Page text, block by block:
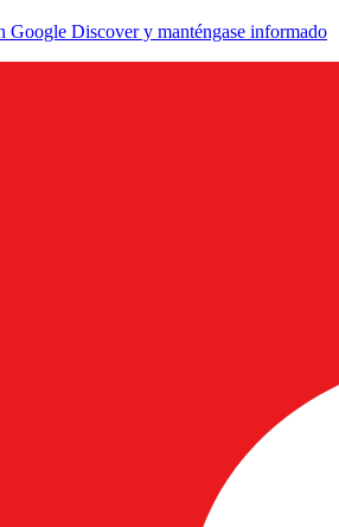
Discover y manténgase informado